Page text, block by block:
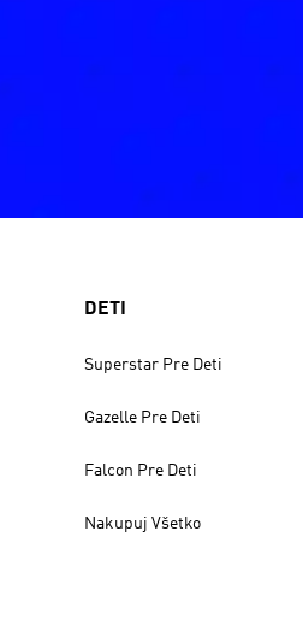
DETI
Superstar Pre Deti
Gazelle Pre Deti
Falcon Pre Deti
Nakupuj Všetko